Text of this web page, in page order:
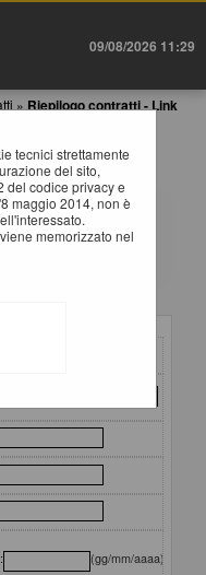
09/08/2026 11:29
» Riepilogo contratti - Link
tecnici strettamente
del sito,
del codice privacy e
maggio 2014, non è
memorizzato nel
sugli appalti
consultare i dati. In
è
la stessa in senso
le frecce destra e
una barra di scorrimento
(gg/mm/aaaa)